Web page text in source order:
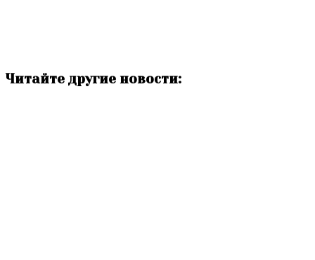
Читайте другие новости: